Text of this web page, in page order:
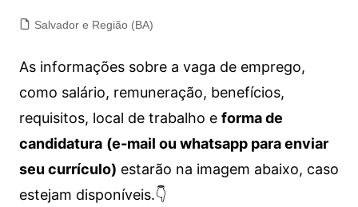
Salvador e Região (BA)
As informações sobre a vaga de emprego,
como salário, remuneração, benefícios,
requisitos, local de trabalho e forma de
candidatura (e-mail ou whatsapp para enviar
seu currículo) estarão na imagem abaixo, caso
estejam disponíveis.👇